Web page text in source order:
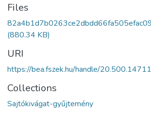
Files
(880.34 KB)
URI
https://bea.fszek.hu/handle/
Collections
Sajtókivágat-gyűjtemény